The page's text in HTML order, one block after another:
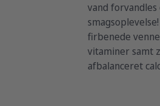
vand
firbenede
vitaminer samt
afbalanceret